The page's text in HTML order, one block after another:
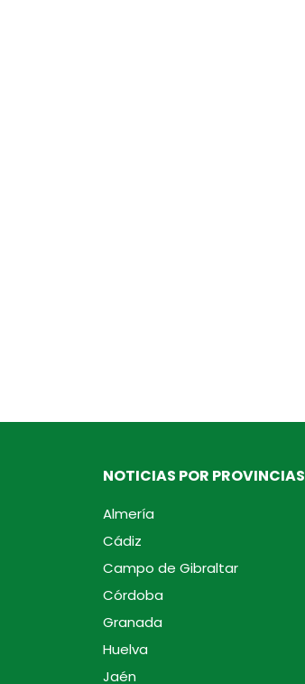
NOTICIAS POR PROVINCIAS
Almería
Cádiz
Campo de Gibraltar
Córdoba
Granada
Huelva
Jaén